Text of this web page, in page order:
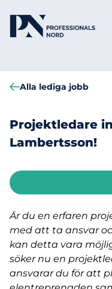
Alla lediga jobb
Projektledare
Lambertsson!
Är du en erfaren
med att ta ansvar
kan detta vara
söker nu en
ansvarar du för att